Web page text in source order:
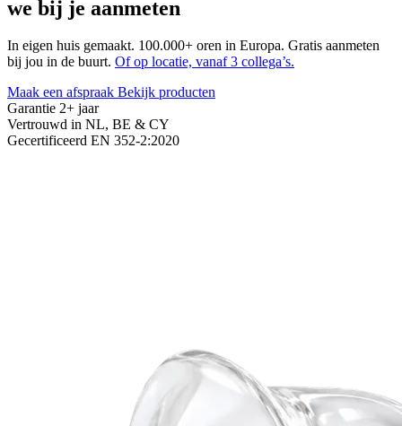
we bij je aanmeten
In eigen huis gemaakt. 100.000+ oren in Europa. Gratis aanmeten
bij jou in de buurt. Of op locatie, vanaf 3 collega’s.
Maak een afspraak Bekijk producten
Garantie 2+ jaar
Vertrouwd in NL, BE & CY
Gecertificeerd EN 352-2:2020